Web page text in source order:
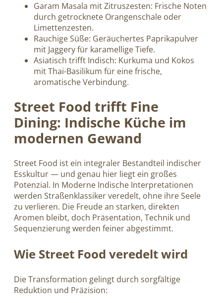
Garam Masala mit Zitruszesten: Frische Noten
durch getrocknete Orangenschale oder
Limettenzesten.
Rauchige Süße: Geräuchertes Paprikapulver
mit Jaggery für karamellige Tiefe.
Asiatisch trifft Indisch: Kurkuma und Kokos
mit Thai-Basilikum für eine frische,
aromatische Verbindung.
Street Food trifft Fine
Dining: Indische Küche im
modernen Gewand
Street Food ist ein integraler Bestandteil indischer
Esskultur — und genau hier liegt ein großes
Potenzial. In Moderne Indische Interpretationen
werden Straßenklassiker veredelt, ohne ihre Seele
zu verlieren. Die Freude an starken, direkten
Aromen bleibt, doch Präsentation, Technik und
Sequenzierung werden feiner abgestimmt.
Wie Street Food veredelt wird
Die Transformation gelingt durch sorgfältige
Reduktion und Präzision: